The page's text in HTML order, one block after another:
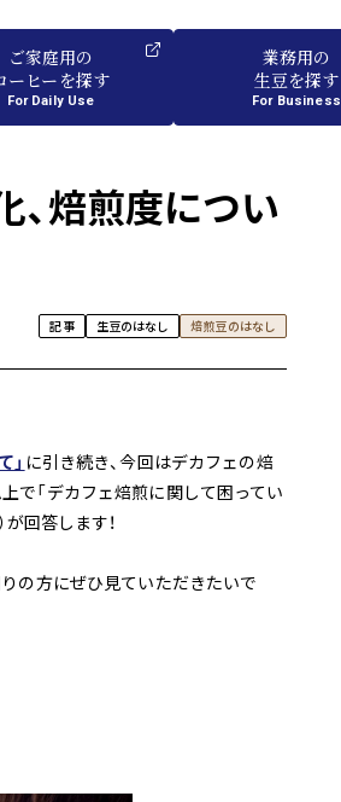
ご家庭用の
ーヒーを探す
For Daily Use
業務用の
生豆を探す
For Business
、焙煎度につい
記事 生豆のはなし 焙煎豆のはなし
」 に引き続き、今回はデカフェの焙
で「デカフェ焙煎に関して困ってい
回答します！
の方にぜひ見ていただきたいで